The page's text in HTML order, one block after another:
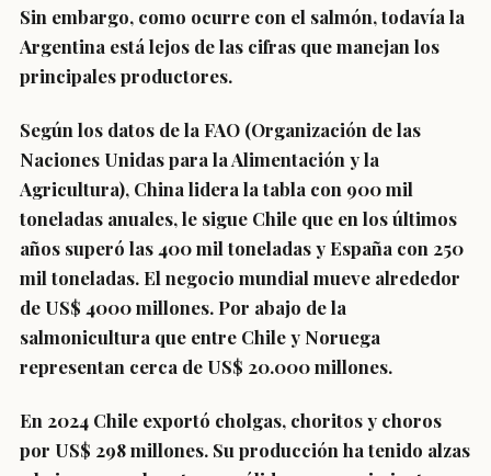
Sin embargo, como ocurre con el salmón, todavía la
Argentina está lejos de las cifras que manejan los
principales productores.
Según los datos de la FAO (Organización de las
Naciones Unidas para la Alimentación y la
Agricultura), China lidera la tabla con 900 mil
toneladas anuales, le sigue Chile que en los últimos
años superó las 400 mil toneladas y España con 250
mil toneladas. El negocio mundial mueve alrededor
de US$ 4000 millones. Por abajo de la
salmonicultura que entre Chile y Noruega
representan cerca de US$ 20.000 millones.
En 2024 Chile exportó cholgas, choritos y choros
por US$ 298 millones. Su producción ha tenido alzas